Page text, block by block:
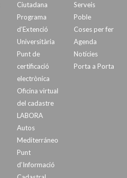
Ciutadana
Programa
d’Extenció
Universitària
Punt de
certificació
electrònica
Oficina virtual
del cadastre
LABORA
Autos
Mediterráneo
Punt
d’Informació
Serveis
Poble
Coses per fer
Agenda
Notícies
Porta a Porta